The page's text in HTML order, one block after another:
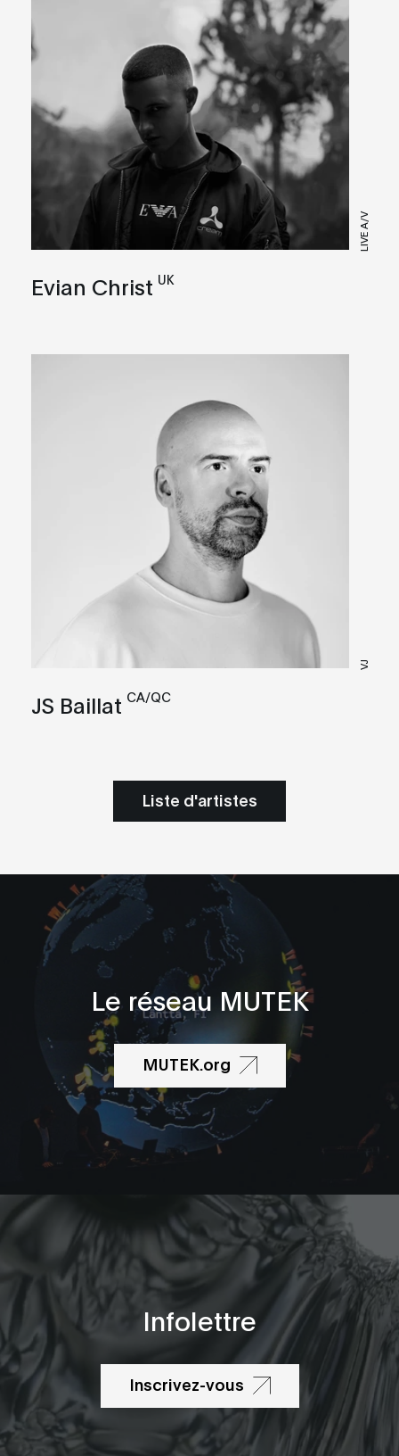
LIVE A/V
Evian Christ UK
VJ
JS Baillat CA/QC
Liste d'artistes
Le réseau MUTEK
MUTEK.org
Infolettre
Inscrivez-vous